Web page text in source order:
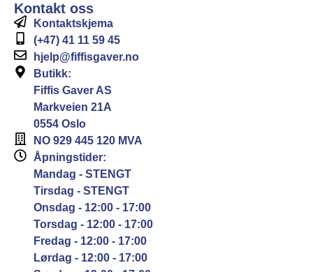
Kontakt oss
Kontaktskjema
(+47) 41 11 59 45
hjelp@fiffisgaver.no
Butikk:
Fiffis Gaver AS
Markveien 21A
0554 Oslo
NO 929 445 120 MVA
Åpningstider:
Mandag - STENGT
Tirsdag - STENGT
Onsdag - 12:00 - 17:00
Torsdag - 12:00 - 17:00
Fredag - 12:00 - 17:00
Lørdag - 12:00 - 17:00